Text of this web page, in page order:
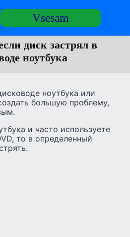
Vsesam
диск застрял в
ноутбука
ноутбука или
большую проблему,
и часто используете
то в определенный